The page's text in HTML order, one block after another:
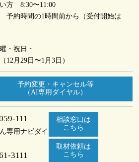
方 8:30〜11:00
予約時間の1時間前から（受付開始は
・祝日・
12月29日〜1月3日）
予約変更・キャンセル等
（AI専用ダイヤル）
111
ん専用ナビダイ
3111
相談窓口は
こちら
取材依頼は
こちら